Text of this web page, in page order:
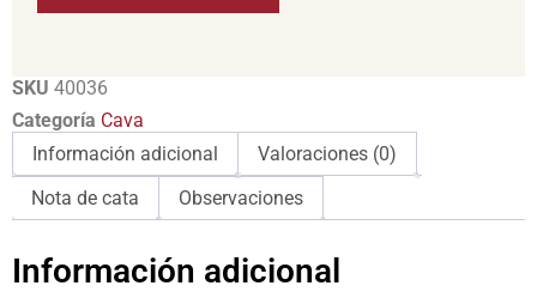
SKU 40036
Categoría Cava
Información adicional
Valoraciones (0)
Nota de cata
Observaciones
Información adicional